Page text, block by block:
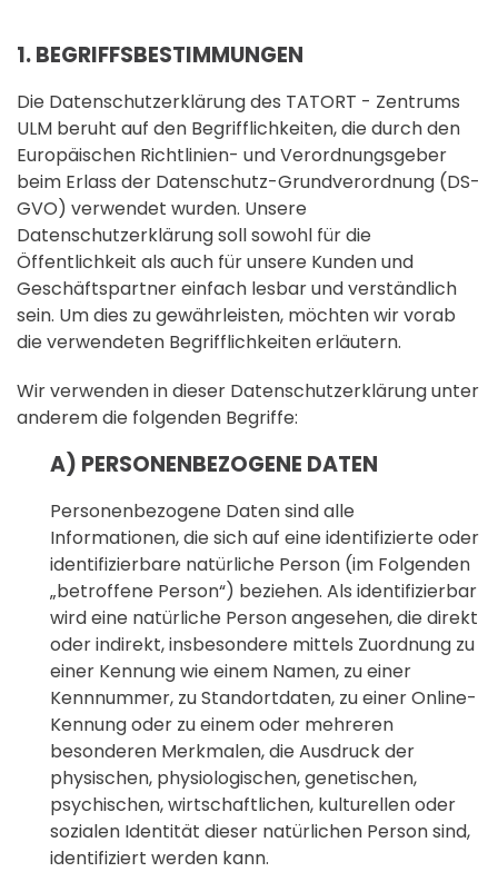
1. BEGRIFFSBESTIMMUNGEN
Die Datenschutzerklärung des TATORT - Zentrums
ULM beruht auf den Begrifflichkeiten, die durch den
Europäischen Richtlinien- und Verordnungsgeber
beim Erlass der Datenschutz-Grundverordnung (DS-
GVO) verwendet wurden. Unsere
Datenschutzerklärung soll sowohl für die
Öffentlichkeit als auch für unsere Kunden und
Geschäftspartner einfach lesbar und verständlich
sein. Um dies zu gewährleisten, möchten wir vorab
die verwendeten Begrifflichkeiten erläutern.
Wir verwenden in dieser Datenschutzerklärung unter
anderem die folgenden Begriffe:
A) PERSONENBEZOGENE DATEN
Personenbezogene Daten sind alle
Informationen, die sich auf eine identifizierte oder
identifizierbare natürliche Person (im Folgenden
„betroffene Person“) beziehen. Als identifizierbar
wird eine natürliche Person angesehen, die direkt
oder indirekt, insbesondere mittels Zuordnung zu
einer Kennung wie einem Namen, zu einer
Kennnummer, zu Standortdaten, zu einer Online-
Kennung oder zu einem oder mehreren
besonderen Merkmalen, die Ausdruck der
physischen, physiologischen, genetischen,
psychischen, wirtschaftlichen, kulturellen oder
sozialen Identität dieser natürlichen Person sind,
identifiziert werden kann.